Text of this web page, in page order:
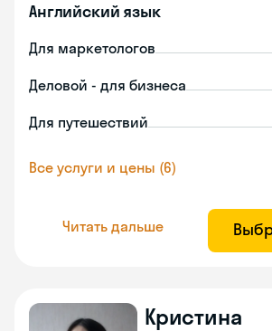
Английский язык
Для маркетологов
Деловой - для бизнеса
Для путешествий
Все услуги и цены (6)
Читать дальше
Кристина